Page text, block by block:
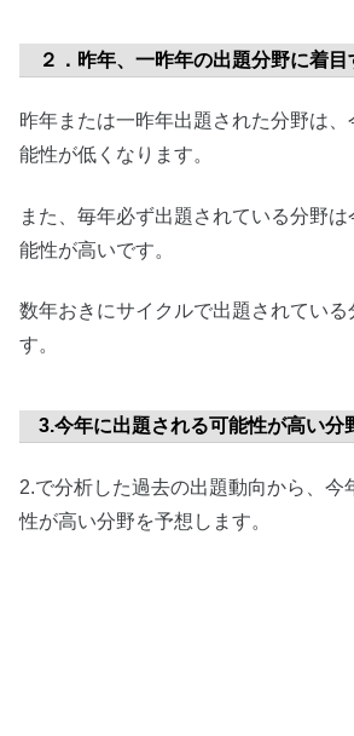
２．昨年、一昨年の出題分野に着目
昨年または一昨年出題された分野は
能性が低くなります。
また、毎年必ず出題されている分野
能性が高いです。
数年おきにサイクルで出題されている
す。
3.今年に出題される可能性が高い分
2.で分析した過去の出題動向から、今
性が高い分野を予想します。